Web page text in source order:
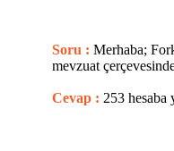
Soru : Merhaba;
mevzuat
Cevap : 253 hesaba